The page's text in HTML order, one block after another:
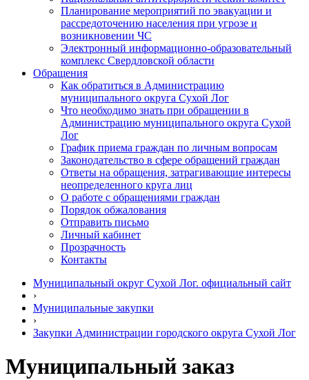
Планирование мероприятий по эвакуации и
рассредоточению населения при угрозе и
возникновении ЧС
Электронный информационно-образовательный
комплекс Свердловской области
Обращения
Как обратиться в Администрацию
муниципального округа Сухой Лог
Что необходимо знать при обращении в
Администрацию муниципального округа Сухой
Лог
График приема граждан по личным вопросам
Законодательство в сфере обращений граждан
Ответы на обращения, затрагивающие интересы
неопределенного круга лиц
О работе с обращениями граждан
Порядок обжалования
Отправить письмо
Личный кабинет
Прозрачность
Контакты
Муниципальный округ Сухой Лог. официальный сайт
›
Муниципальные закупки
›
Закупки Администрации городского округа Сухой Лог
Муниципальный заказ